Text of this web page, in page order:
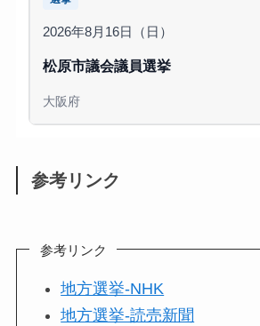
2026年8月16日（日）
松原市議会議員選挙
大阪府
参考リンク
参考リンク
地方選挙-NHK
地方選挙-読売新聞